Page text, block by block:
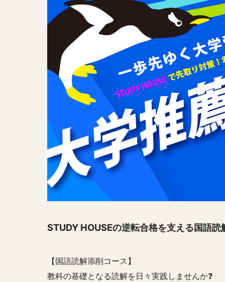
STUDY HOUSEの逆転合格を支える国語読
【国語読解添削コース】
教科の基礎となる読解を日々実践しませんか❓